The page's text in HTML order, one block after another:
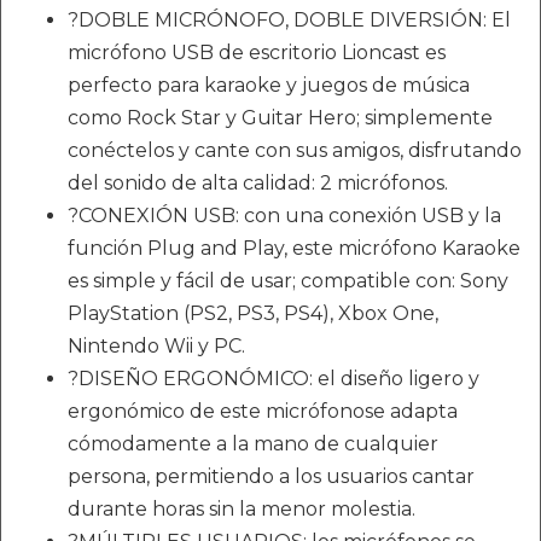
?DOBLE MICRÓNOFO, DOBLE DIVERSIÓN: El
micrófono USB de escritorio Lioncast es
perfecto para karaoke y juegos de música
como Rock Star y Guitar Hero; simplemente
conéctelos y cante con sus amigos, disfrutando
del sonido de alta calidad: 2 micrófonos.
?CONEXIÓN USB: con una conexión USB y la
función Plug and Play, este micrófono Karaoke
es simple y fácil de usar; compatible con: Sony
PlayStation (PS2, PS3, PS4), Xbox One,
Nintendo Wii y PC.
?DISEÑO ERGONÓMICO: el diseño ligero y
ergonómico de este micrófonose adapta
cómodamente a la mano de cualquier
persona, permitiendo a los usuarios cantar
durante horas sin la menor molestia.